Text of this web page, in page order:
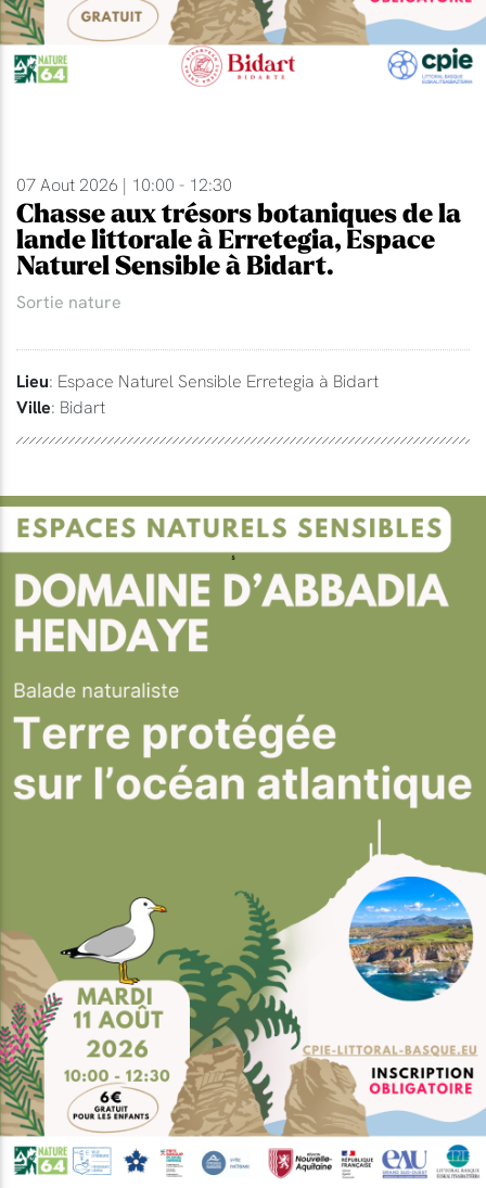
07 Aout 2026 | 10:00 - 12:30
Chasse aux trésors botaniques de la
lande littorale à Erretegia, Espace
Naturel Sensible à Bidart.
Sortie nature
Lieu: Espace Naturel Sensible Erretegia à Bidart
Ville: Bidart